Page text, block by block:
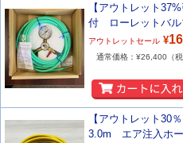
【アウトレット
付 ローレットバル
アウトレットセール ¥
通常価格：¥26,400 （
【アウトレット30
3.0m エア注入ホ